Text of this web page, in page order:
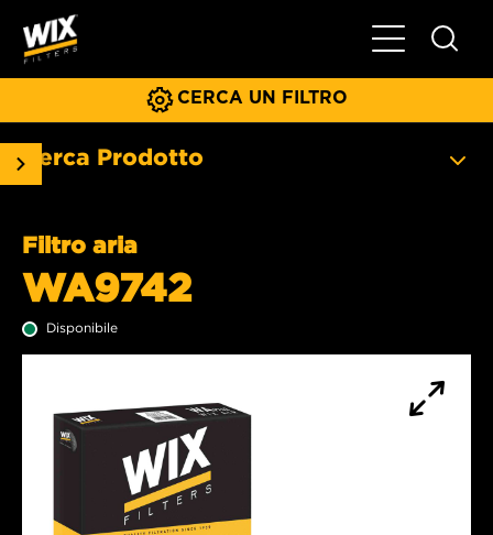
Menu
CERCA UN FILTRO
Cerca Prodotto
Filtro aria
WA9742
Disponibile